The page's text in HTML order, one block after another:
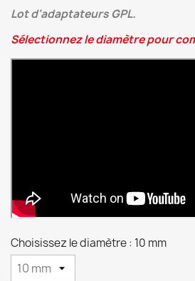
Lot d'adaptateurs GPL.
Sélectionnez le diamètre pour
Choisissez le diamètre : 10 mm